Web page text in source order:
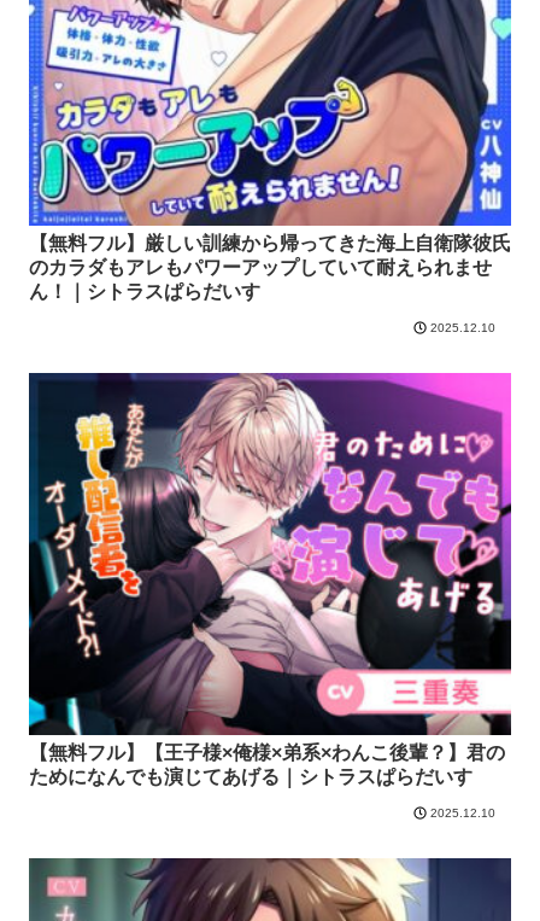
【無料フル】厳しい訓練から帰ってきた海上自衛隊彼氏
のカラダもアレもパワーアップしていて耐えられませ
ん！｜シトラスぱらだいす
2025.12.10
【無料フル】【王子様×俺様×弟系×わんこ後輩？】君の
ためになんでも演じてあげる｜シトラスぱらだいす
2025.12.10